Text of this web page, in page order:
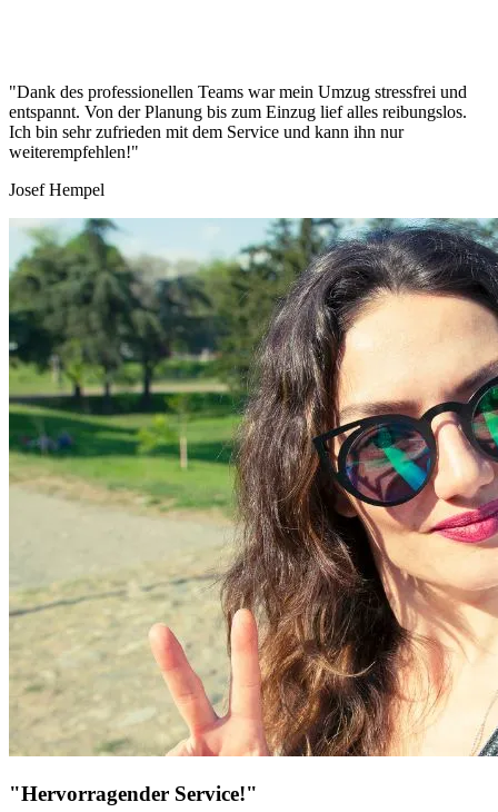
"Dank des professionellen Teams war mein Umzug stressfrei und
entspannt. Von der Planung bis zum Einzug lief alles reibungslos.
Ich bin sehr zufrieden mit dem Service und kann ihn nur
weiterempfehlen!"
Josef Hempel
"Hervorragender Service!"